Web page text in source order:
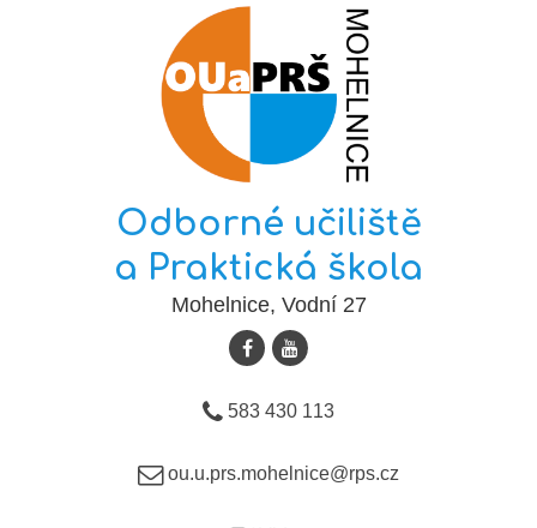
Odborné učiliště
a Praktická škola
Mohelnice, Vodní 27
583 430 113
ou.u.prs.mohelnice@rps.cz